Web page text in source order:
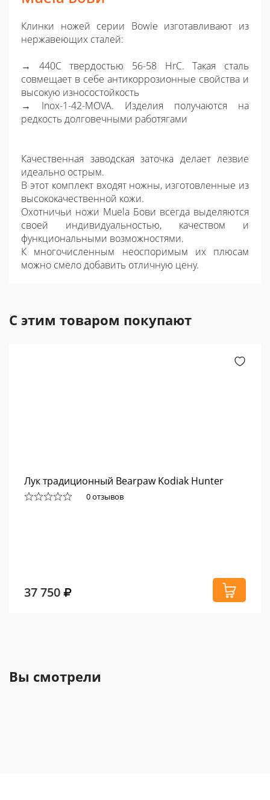
Клинки ножей серии Bowie изготавливают из
нержавеющих сталей:
→ 440С твердостью 56-58 HrC. Такая сталь
совмещает в себе антикоррозионные свойства и
высокую износостойкость
→ Inox-1-42-MOVA. Изделия получаются на
редкость долговечными работягами
Качественная заводская заточка делает лезвие
идеально острым.
В этот комплект входят ножны, изготовленные из
высококачественной кожи.
Охотничьи ножи Muela Бови всегда выделяются
своей индивидуальностью, качеством и
функциональными возможностями.
К многочисленным неоспоримым их плюсам
можно смело добавить отличную цену.
С этим товаром покупают
Лук традиционный Bearpaw Kodiak Hunter
0 отзывов
37 750
Вы смотрели